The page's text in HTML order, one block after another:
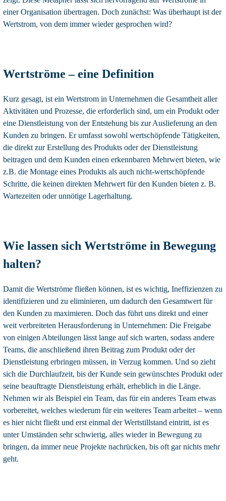
einer Organisation übertragen. Doch zunächst: Was überhaupt ist der
Wertstrom, von dem immer wieder gesprochen wird?
Wertströme – eine Definition
Kurz gesagt, ist ein Wertstrom in Unternehmen die Gesamtheit aller
Aktivitäten und Prozesse, die erforderlich sind, um ein Produkt oder
eine Dienstleistung von der Entstehung bis zur Auslieferung an den
Kunden zu bringen. Er umfasst sowohl wertschöpfende Tätigkeiten,
die direkt zur Erstellung des Produkts oder der Dienstleistung
beitragen und dem Kunden einen erkennbaren Mehrwert bieten, wie
z.B. die Montage eines Produkts als auch nicht-wertschöpfende
Schritte, die keinen direkten Mehrwert für den Kunden bieten z. B.
Wartezeiten oder unnötige Lagerhaltung.
Wie lassen sich Wertströme in Bewegung
halten?
Damit die Wertströme fließen können, ist es wichtig, Ineffizienzen zu
identifizieren und zu eliminieren, um dadurch den Gesamtwert für
den Kunden zu maximieren. Doch das führt uns direkt und einer
weit verbreiteten Herausforderung in Unternehmen: Die Freigabe
von einigen Abteilungen lässt lange auf sich warten, sodass andere
Teams, die anschließend ihren Beitrag zum Produkt oder der
Dienstleistung erbringen müssen, in Verzug kommen. Und so zieht
sich die Durchlaufzeit, bis der Kunde sein gewünschtes Produkt oder
seine beauftragte Dienstleistung erhält, erheblich in die Länge.
Nehmen wir als Beispiel ein Team, das für ein anderes Team etwas
vorbereitet, welches wiederum für ein weiteres Team arbeitet – wenn
es hier nicht fließt und erst einmal der Wertstillstand eintritt, ist es
unter Umständen sehr schwierig, alles wieder in Bewegung zu
bringen, da immer neue Projekte nachrücken, bis oft gar nichts mehr
geht.